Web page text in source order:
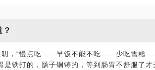
了，太饿又吃回来了，怎么破？运动太累太
告，安排个性化的饮食、运动和营养补充剂
通教给你，但更多是打开你的心结，纠正认
叨，“慢点吃……早饭不能不吃……少吃雪糕
是铁打的，肠子铜铸的，等到肠胃不舒服了